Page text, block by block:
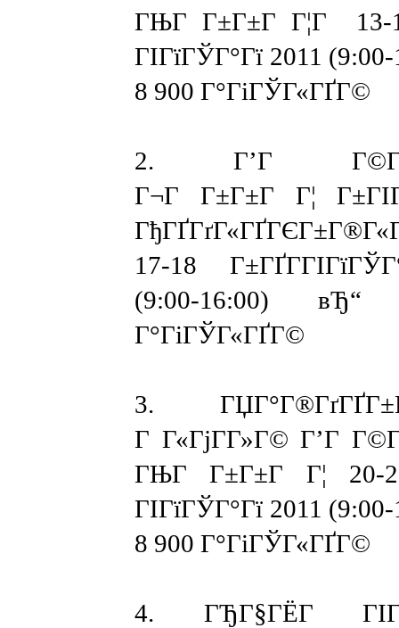
ГЊГ Г±Г±Г Г¦Г 13-
ГІГїГЎГ°Гї 2011
8 900 Г°ГіГЎГ«ГҐГ©
2. Г’Г
Г¬Г Г±Г±Г Г¦
17-18
(9:00-16:00)
Г°ГіГЎГ«ГҐГ©
3.
Г Г«ГјГ­Г»Г© Г’Г
ГЊГ Г±Г±Г Г¦ 20-
ГІГїГЎГ°Гї 2011
8 900 Г°ГіГЎГ«ГҐГ©
4. ГЂГ§ГЁГ